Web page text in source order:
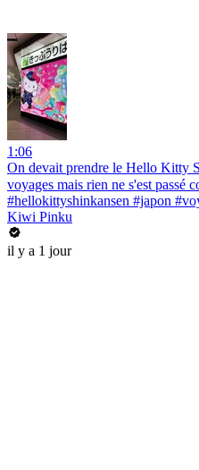
1:06
On devait prendre le Hello Kitty
voyages mais rien ne s'est
#hellokittyshinkansen #japon
Kiwi Pinku
il y a 1 jour